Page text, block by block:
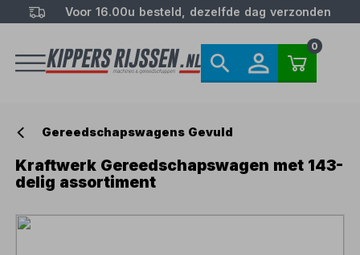
Voor 16.00u besteld, dezelfde dag verzonden
0
Gereedschapswagens Gevuld
Kraftwerk Gereedschapswagen met 143-
delig assortiment